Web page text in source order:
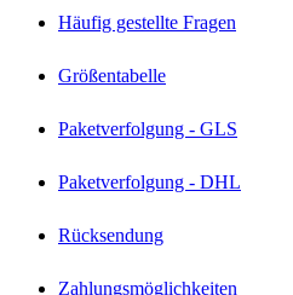
Häufig gestellte Fragen
Größentabelle
Paketverfolgung - GLS
Paketverfolgung - DHL
Rücksendung
Zahlungsmöglichkeiten